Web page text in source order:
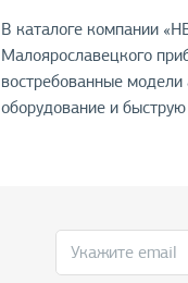
В каталоге компании
Малоярославецкого
востребованные
оборудование и